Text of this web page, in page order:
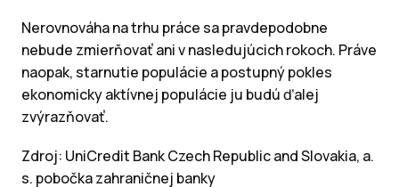
Nerovnováha na trhu práce sa pravdepodobne
nebude zmierňovať ani v nasledujúcich rokoch. Práve
naopak, starnutie populácie a postupný pokles
ekonomicky aktívnej populácie ju budú ďalej
zvýrazňovať.
Zdroj: UniCredit Bank Czech Republic and Slovakia, a.
s. pobočka zahraničnej banky